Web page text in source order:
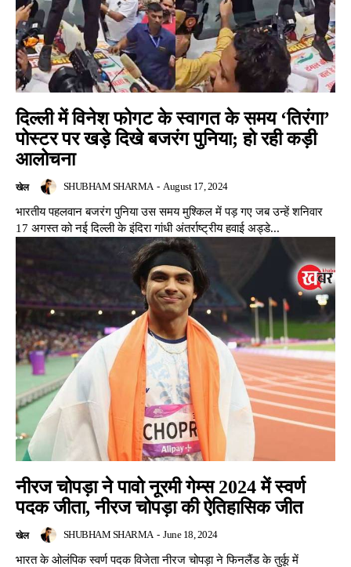
दिल्ली में विनेश फोगट के स्वागत के समय ‘तिरंगा’
पोस्टर पर खड़े दिखे बजरंग पुनिया; हो रही कड़ी
आलोचना
खेल SHUBHAM SHARMA - August 17, 2024
भारतीय पहलवान बजरंग पुनिया उस समय मुश्किल में पड़ गए जब उन्हें शनिवार
17 अगस्त को नई दिल्ली के इंदिरा गांधी अंतर्राष्ट्रीय हवाई अड्डे...
नीरज चोपड़ा ने पावो नूरमी गेम्स 2024 में स्वर्ण
पदक जीता, नीरज चोपड़ा की ऐतिहासिक जीत
खेल SHUBHAM SHARMA - June 18, 2024
भारत के ओलंपिक स्वर्ण पदक विजेता नीरज चोपड़ा ने फिनलैंड के तुर्कू में